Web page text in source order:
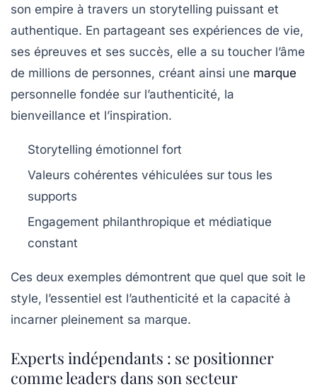
son empire à travers un storytelling puissant et
authentique. En partageant ses expériences de vie,
ses épreuves et ses succès, elle a su toucher l’âme
de millions de personnes, créant ainsi une marque
personnelle fondée sur l’authenticité, la
bienveillance et l’inspiration.
Storytelling émotionnel fort
Valeurs cohérentes véhiculées sur tous les
supports
Engagement philanthropique et médiatique
constant
Ces deux exemples démontrent que quel que soit le
style, l’essentiel est l’authenticité et la capacité à
incarner pleinement sa marque.
Experts indépendants : se positionner
comme leaders dans son secteur